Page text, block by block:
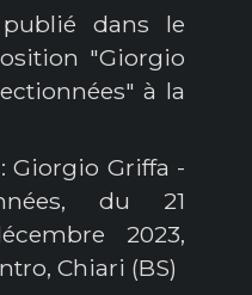
dans le
"Giorgio
à la
Giorgio Griffa -
du 21
2023,
Chiari (BS)